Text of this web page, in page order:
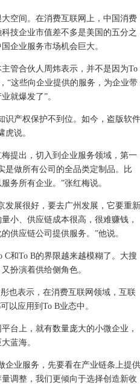
空间。在消费互联网上，中国消费
技企业市值差不多是美国的五分之
企业服务市场机会巨大。
管合伙人周炜表示，并不是因为To
“这些向企业提供的服务，为企业带
就爆发了”。
识产权保护不到位。如今，盗版软件
说。
提出，切入到企业服务领域，第一
是做所有公司的全品类定制品。比
务所有企业。”张红梅说。
发展很好，要去广州发展，它要重新
小、供应链成本很高，很难赚钱，
供应链公司提供服务。”他说。
和To B的界限越来越模糊了。大搜
扮演着供给侧角色。
也表示，在消费互联网领域，互联
以应用到To B业态中。
台上，就有数量庞大的小微企业，
蓝海。
企业服务，先要看在产业链条上提供
调整，我们更倾向于选择创造新收